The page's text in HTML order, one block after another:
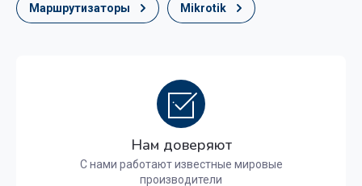
Маршрутизаторы Mikrotik
Нам доверяют
С нами работают известные мировые
производители